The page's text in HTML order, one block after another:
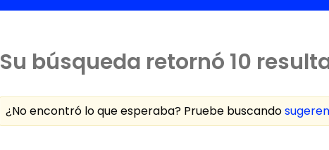
Su búsqueda retornó 10
¿No encontró lo que esperaba? Pruebe buscando